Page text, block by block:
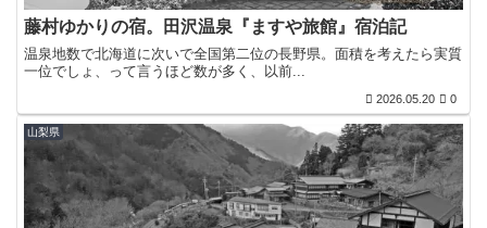
藤村ゆかりの宿。田沢温泉『ますや旅館』宿泊記
温泉地数で北海道に次いで全国第二位の長野県。面積を考えたら実質
一位でしょ、って言うほど数が多く、以前...
2026.05.20 0
山梨県